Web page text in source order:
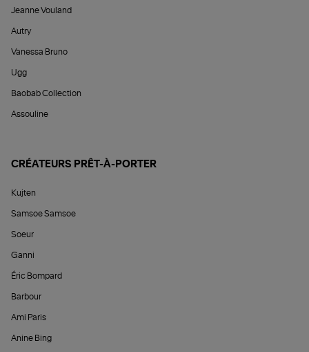
Jeanne Vouland
Autry
Vanessa Bruno
Ugg
Baobab Collection
Assouline
CRÉATEURS PRÊT-À-PORTER
Kujten
Samsoe Samsoe
Soeur
Ganni
Éric Bompard
Barbour
Ami Paris
Anine Bing